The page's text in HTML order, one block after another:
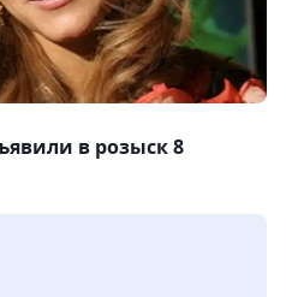
в розыск 8